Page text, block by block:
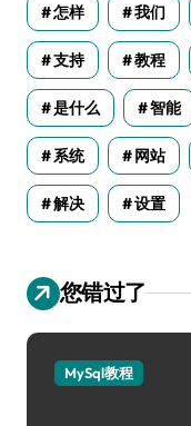
怎样 我们
支持 教程
是什么 智能
系统 网站
解决 设置
您错过了
MySql教程